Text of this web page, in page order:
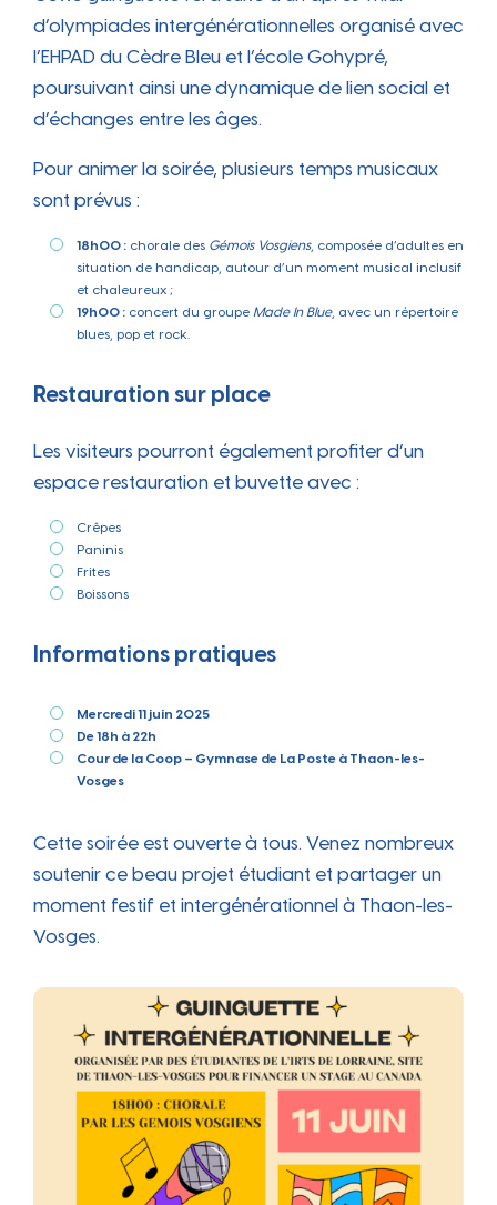
d’olympiades intergénérationnelles organisé avec
l’EHPAD du Cèdre Bleu et l’école Gohypré,
poursuivant ainsi une dynamique de lien social et
d’échanges entre les âges.
Pour animer la soirée, plusieurs temps musicaux
sont prévus :
18h00 : chorale des Gémois Vosgiens, composée d’adultes en
situation de handicap, autour d’un moment musical inclusif
et chaleureux ;
19h00 : concert du groupe Made In Blue, avec un répertoire
blues, pop et rock.
Restauration sur place
Les visiteurs pourront également profiter d’un
espace restauration et buvette avec :
Crêpes
Paninis
Frites
Boissons
Informations pratiques
Mercredi 11 juin 2025
De 18h à 22h
Cour de la Coop – Gymnase de La Poste à Thaon-les-
Vosges
Cette soirée est ouverte à tous. Venez nombreux
soutenir ce beau projet étudiant et partager un
moment festif et intergénérationnel à Thaon-les-
Vosges.